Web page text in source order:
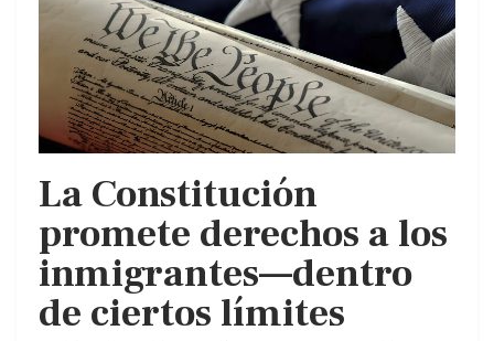
La Constitución
promete derechos a los
inmigrantes—dentro
de ciertos límites